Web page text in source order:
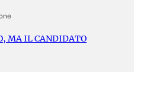
MA IL CANDIDATO